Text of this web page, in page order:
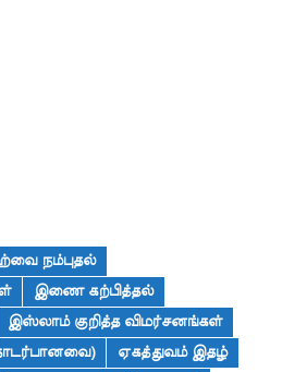
நம்புதல்
இணை கற்பித்தல்
இஸ்லாம் குறித்த விமர்சனங்கள்
ஏகத்துவம் இதழ்